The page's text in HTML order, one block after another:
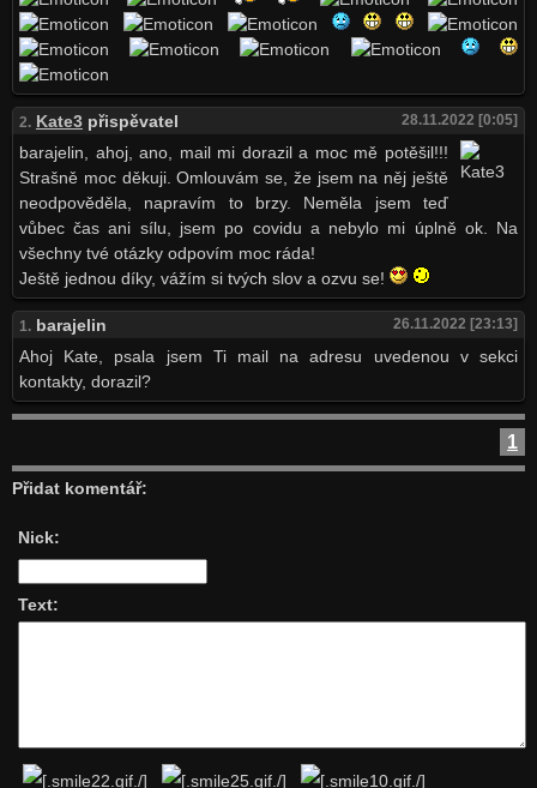
2. Kate3přispěvatel 28.11.2022 [0:05]
barajelin, ahoj, ano, mail mi dorazil a moc mě potěšil!!!
Strašně moc děkuji. Omlouvám se, že jsem na něj ještě
neodpověděla, napravím to brzy. Neměla jsem teď
vůbec čas ani sílu, jsem po covidu a nebylo mi úplně ok. Na
všechny tvé otázky odpovím moc ráda!
Ještě jednou díky, vážím si tvých slov a ozvu se!
1.barajelin 26.11.2022 [23:13]
Ahoj Kate, psala jsem Ti mail na adresu uvedenou v sekci
kontakty, dorazil?
1
Přidat komentář:
Nick:
Text: